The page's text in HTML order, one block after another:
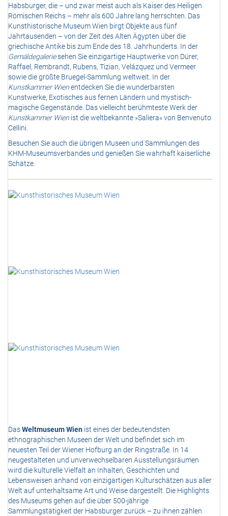
Habsburger, die – und zwar meist auch als Kaiser des Heiligen
Römischen Reichs – mehr als 600 Jahre lang herrschten. Das
Kunsthistorische Museum Wien birgt Objekte aus fünf
Jahrtausenden – von der Zeit des Alten Ägypten über die
griechische Antike bis zum Ende des 18. Jahrhunderts. In der
Gemäldegaleriesehen Sie einzigartige Hauptwerke von Dürer,
Raffael, Rembrandt, Rubens, Tizian, Velázquez und Vermeer
sowie die größte Bruegel-Sammlung weltweit. In der
Kunstkammer Wienentdecken Sie die wunderbarsten
Kunstwerke, Exotisches aus fernen Ländern und mystisch-
magische Gegenstände. Das vielleicht berühmteste Werk der
Kunstkammer Wien ist die weltbekannte »Saliera« von Benvenuto
Cellini.
Besuchen Sie auch die übrigen Museen und Sammlungen des
KHM-Museumsverbandes und genießen Sie wahrhaft kaiserliche
Schätze.
DasWeltmuseum Wien ist eines der bedeutendsten
ethnographischen Museen der Welt und befindet sich im
neuesten Teil der Wiener Hofburg an der Ringstraße. In 14
neugestalteten und unverwechselbaren Ausstellungsräumen
wird die kulturelle Vielfalt an Inhalten, Geschichten und
Lebensweisen anhand von einzigartigen Kulturschätzen aus aller
Welt auf unterhaltsame Art und Weise dargestellt. Die Highlights
des Museums gehen auf die über 500-jährige
Sammlungstätigkeit der Habsburger zurück – zu ihnen zählen